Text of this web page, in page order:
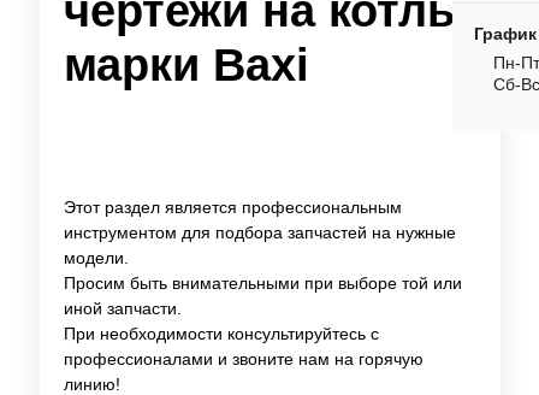
Пн-
Сб-
чертежи на котлы
марки Baxi
Этот раздел является профессиональным
инструментом для подбора запчастей на нужные
модели.
Просим быть внимательными при выборе той или
иной запчасти.
При необходимости консультируйтесь с
профессионалами и звоните нам на горячую
линию!